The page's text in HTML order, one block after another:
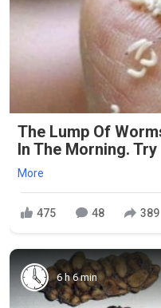
The Lump Of
In The Morning. Try
More
475 48 389
6 h 6 min